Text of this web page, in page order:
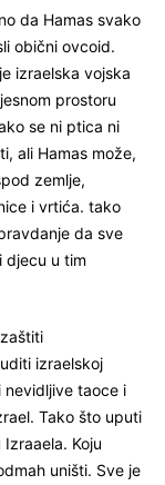
da Hamas svako
obični ovcoid.
izraelska vojska
prostoru
se ni ptica ni
ali Hamas može,
zemlje,
i vrtića. tako
da sve
djecu u tim
izraelskoj
nevidljive taoce i
Tako što uputi
Koju
uništi. Sve je